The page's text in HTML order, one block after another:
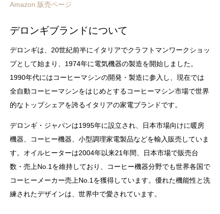
Amazon 販売ページ
デロンギブランドについて
デロンギは、20世紀前半にイタリアでクラフトマンワークショッ
プとして始まり、1974年に電気機器の製造を開始しました。
1990年代にはコーヒーマシンの開発・製造に参入し、現在では
全自動コーヒーマシンをはじめとするコーヒーマシン市場で世界
的なトップシェアを誇るイタリアの家電ブランドです。
デロンギ・ジャパンは1995年に設立され、日本市場向けに暖房
機器、コーヒー機器、小型調理家電製品などを輸入販売していま
す。オイルヒーターは2004年以来21年間、日本市場で販売台
数・売上No.1を維持しており、コーヒー機器分野でも世界各国で
コーヒーメーカー売上No.1を獲得しています。優れた機能性と洗
練されたデザインは、世界中で愛されています。